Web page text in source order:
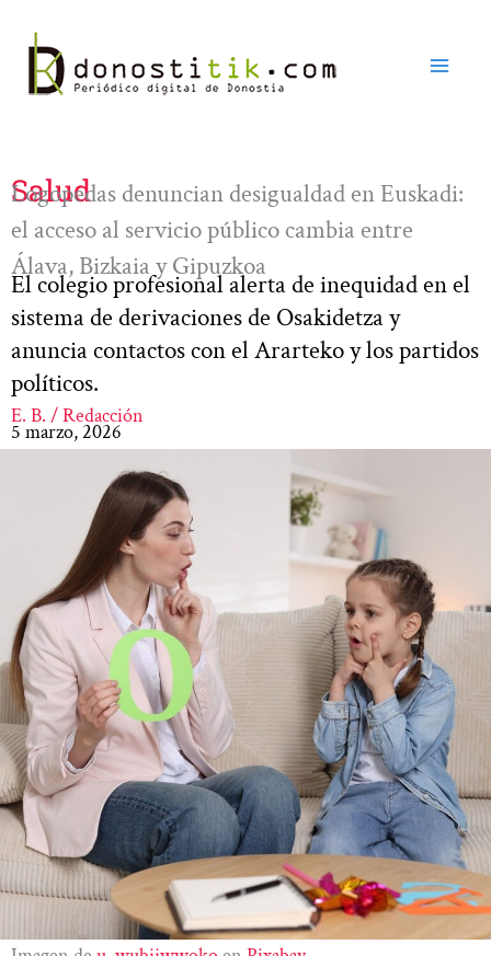
contenido
Salud
Logopedas denuncian desigualdad en Euskadi:
el acceso al servicio público cambia entre
Álava, Bizkaia y Gipuzkoa
El colegio profesional alerta de inequidad en el
sistema de derivaciones de Osakidetza y
anuncia contactos con el Ararteko y los partidos
políticos.
E. B. / Redacción
5 marzo, 2026